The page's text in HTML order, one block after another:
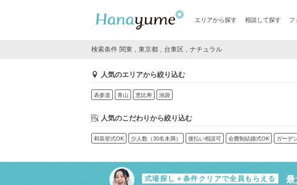
エリアから探す 相談して探す フ
検索条件 関東 , 東京都 , 台東区 , ナチュラル
人気のエリアから絞り込む
表参道 青山 恵比寿 池袋
人気のこだわりから絞り込む
和装挙式OK 少人数（30名未満） 後払い相談可 会費制結婚式OK ガーデ
式場探し＋条件クリアで全員もらえる 最